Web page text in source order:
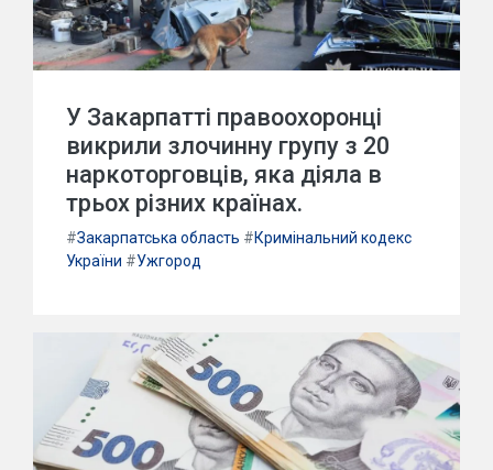
У Закарпатті правоохоронці
викрили злочинну групу з 20
наркоторговців, яка діяла в
трьох різних країнах.
#Закарпатська область #Кримінальний кодекс
України #Ужгород